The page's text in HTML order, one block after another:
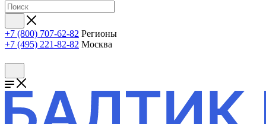
+7 (800) 707-62-82 Регионы
+7 (495) 221-82-82 Москва